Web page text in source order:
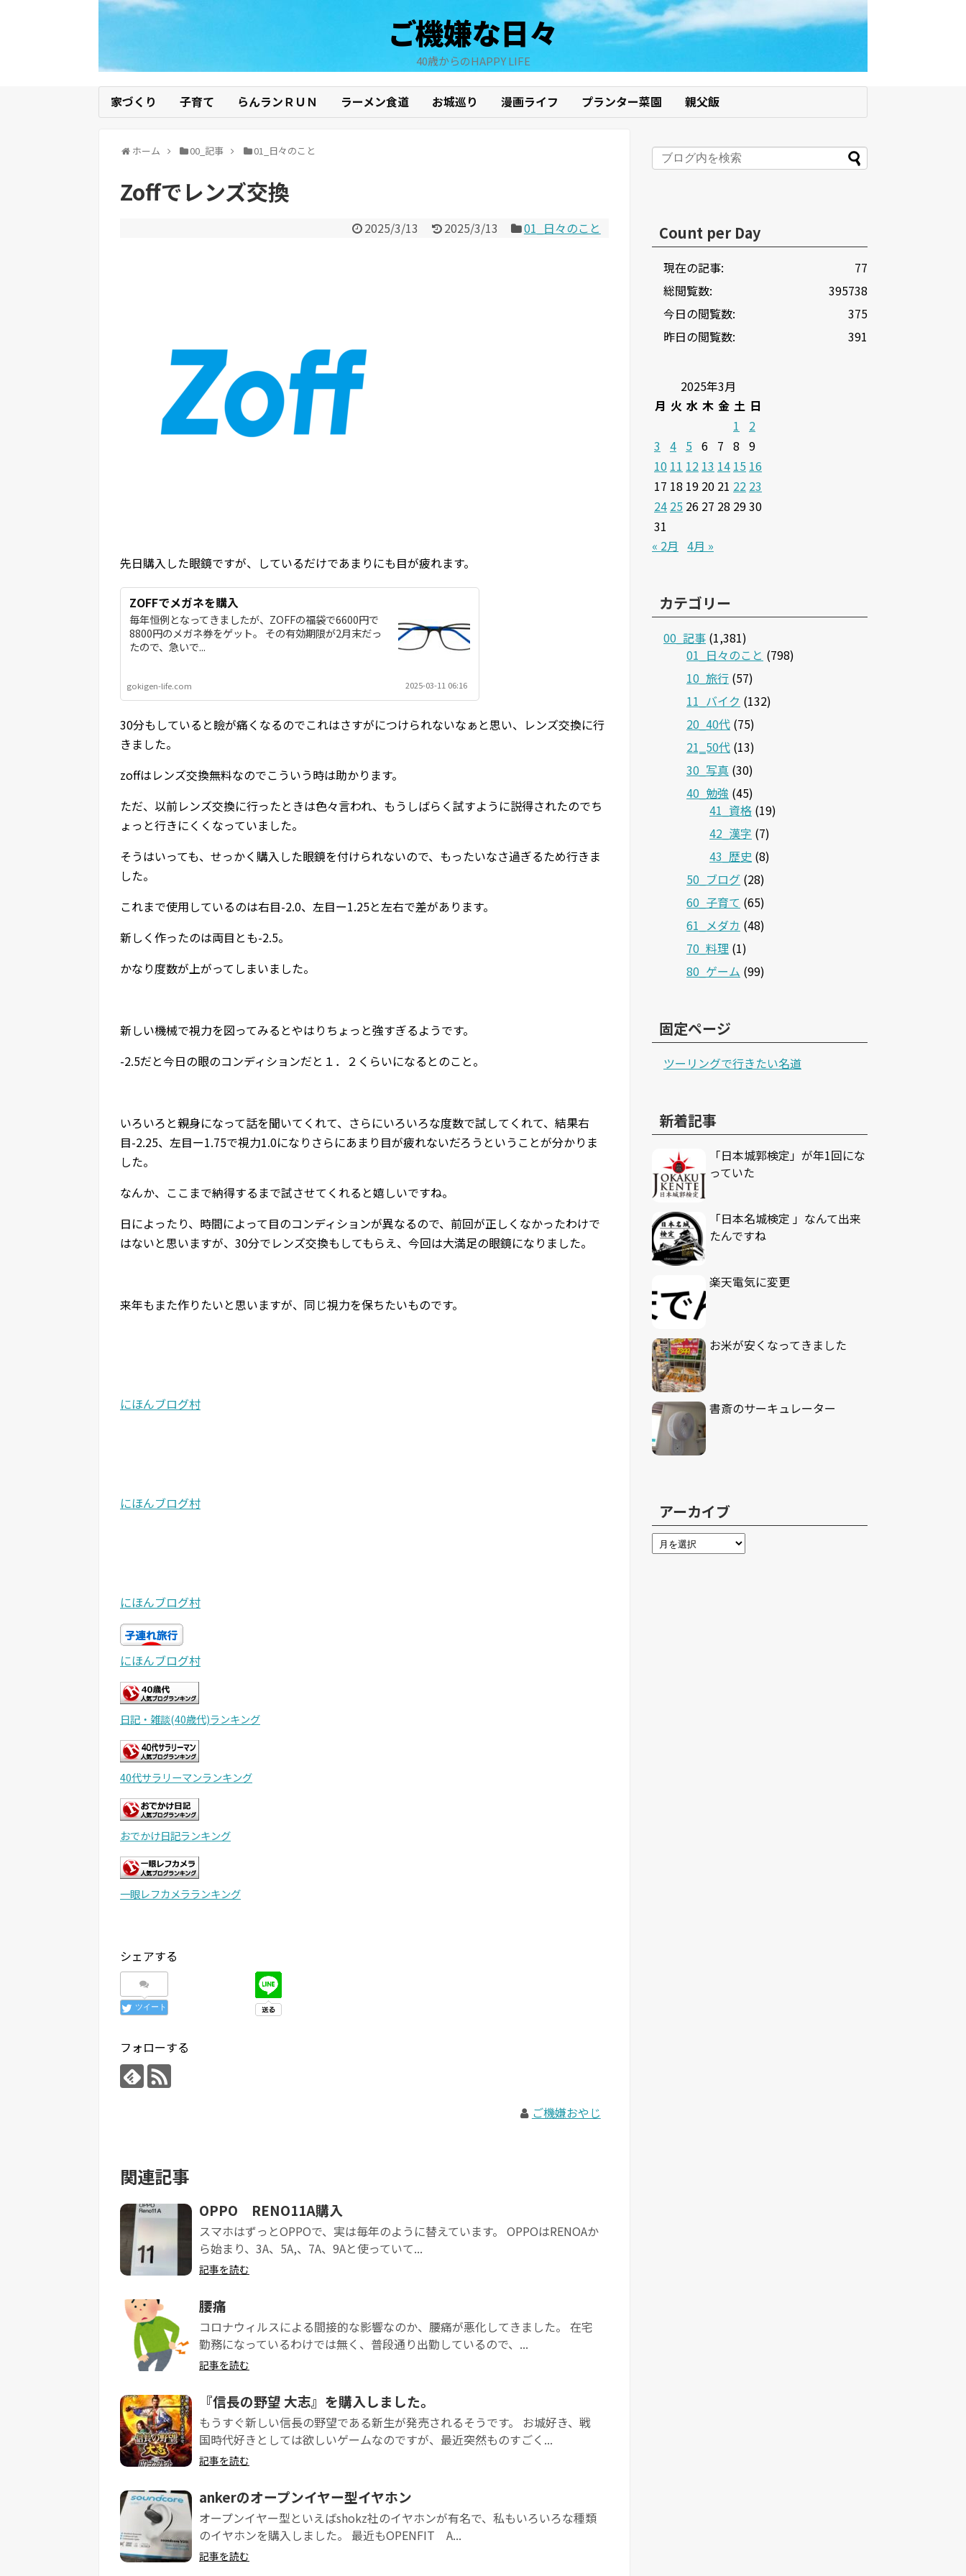
ご機嫌な日々
40歳からのHAPPY LIFE
家づくり 子育て らんランＲＵＮ ラーメン食道 お城巡り 漫画ライフ プランター菜園 親父飯
ホーム 00_記事 01_日々のこと
Zoffでレンズ交換
2025/3/13 2025/3/13 01_日々のこと
先日購入した眼鏡ですが、しているだけであまりにも目が疲れます。
ZOFFでメガネを購入
毎年恒例となってきましたが、ZOFFの福袋で6600円で
8800円のメガネ券をゲット。 その有効期限が2月末だっ
たので、急いで...
gokigen-life.com 2025-03-11 06:16
30分もしていると瞼が痛くなるのでこれはさすがにつけられないなぁと思い、レンズ交換に行
きました。
zoffはレンズ交換無料なのでこういう時は助かります。
ただ、以前レンズ交換に行ったときは色々言われ、もうしばらく試すように説得されたのでち
ょっと行きにくくなっていました。
そうはいっても、せっかく購入した眼鏡を付けられないので、もったいなさ過ぎるため行きま
した。
これまで使用しているのは右目-2.0、左目ー1.25と左右で差があります。
新しく作ったのは両目とも-2.5。
かなり度数が上がってしまいました。
新しい機械で視力を図ってみるとやはりちょっと強すぎるようです。
-2.5だと今日の眼のコンディションだと１．２くらいになるとのこと。
いろいろと親身になって話を聞いてくれて、さらにいろいろな度数で試してくれて、結果右
目-2.25、左目ー1.75で視力1.0になりさらにあまり目が疲れないだろうということが分かりま
した。
なんか、ここまで納得するまで試させてくれると嬉しいですね。
日によったり、時間によって目のコンディションが異なるので、前回が正しくなかったわけで
はないと思いますが、30分でレンズ交換もしてもらえ、今回は大満足の眼鏡になりました。
来年もまた作りたいと思いますが、同じ視力を保ちたいものです。
にほんブログ村
にほんブログ村
にほんブログ村
にほんブログ村
日記・雑談(40歳代)ランキング
40代サラリーマンランキング
おでかけ日記ランキング
一眼レフカメラランキング
シェアする
ツイート
フォローする
ご機嫌おやじ
関連記事
OPPO RENO11A購入
スマホはずっとOPPOで、実は毎年のように替えています。 OPPOはRENOAか
ら始まり、3A、5A,、7A、9Aと使っていて...
記事を読む
腰痛
コロナウィルスによる間接的な影響なのか、腰痛が悪化してきました。 在宅
勤務になっているわけでは無く、普段通り出勤しているので、...
記事を読む
『信長の野望 大志』を購入しました。
もうすぐ新しい信長の野望である新生が発売されるそうです。 お城好き、戦
国時代好きとしては欲しいゲームなのですが、最近突然ものすごく...
記事を読む
ankerのオープンイヤー型イヤホン
オープンイヤー型といえばshokz社のイヤホンが有名で、私もいろいろな種類
のイヤホンを購入しました。 最近もOPENFIT A...
記事を読む
Count per Day
77
現在の記事:
395738
総閲覧数:
375
今日の閲覧数:
391
昨日の閲覧数:
2025年3月
月 火 水 木 金 土 日
1
2
3 4 5 6 7 8 9
10 11 12 13 14 15 16
17 18 19 20 21 22 23
24 25 26 27 28 2930
31
« 2月 4月 »
カテゴリー
00_記事 (1,381)
01_日々のこと (798)
10_旅行 (57)
11_バイク (132)
20_40代 (75)
21‗50代 (13)
30_写真 (30)
40_勉強 (45)
41_資格 (19)
42_漢字 (7)
43_歴史 (8)
50_ブログ (28)
60_子育て (65)
61_メダカ (48)
70_料理 (1)
80_ゲーム (99)
固定ページ
ツーリングで行きたい名道
新着記事
「日本城郭検定」が年1回にな
っていた
「日本名城検定 」なんて出来
たんですね
楽天電気に変更
お米が安くなってきました
書斎のサーキュレーター
アーカイブ